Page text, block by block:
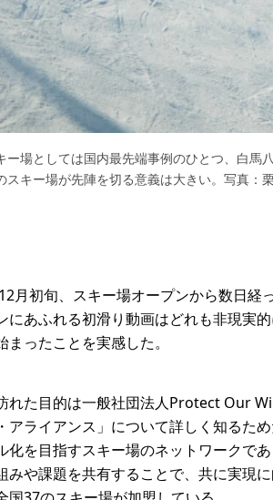
場としては国内最先端事例のひとつ、白馬
キー場が先陣を切る意義は大きい。写真：
月初旬、スキー場オープンから数日経
にあふれる初滑り動画はどれも非現実
まったことを実感した。
れた目的は一般社団法人Protect Our
アライアンス」について詳しく知るた
化を目指すスキー場のネットワークで
みや課題を共有することで、共に実現